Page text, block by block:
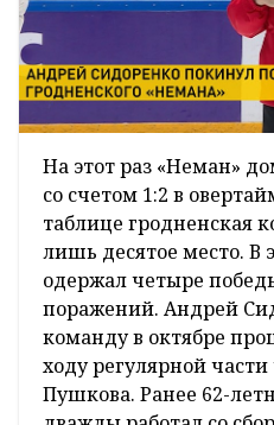
На этот раз «Неман»
со счетом 1:2 в
таблице гродненская
лишь десятое место. В
одержал четыре
поражений. Андрей
команду в октябре
ходу регулярной
Пушкова. Ранее 62-